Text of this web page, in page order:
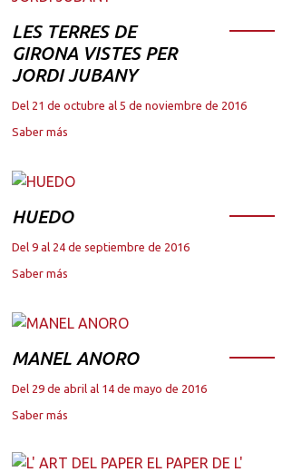
LES TERRES DE
GIRONA VISTES PER
JORDI JUBANY
Del 21 de octubre al 5 de noviembre de 2016
Saber más
HUEDO
Del 9 al 24 de septiembre de 2016
Saber más
MANEL ANORO
Del 29 de abril al 14 de mayo de 2016
Saber más